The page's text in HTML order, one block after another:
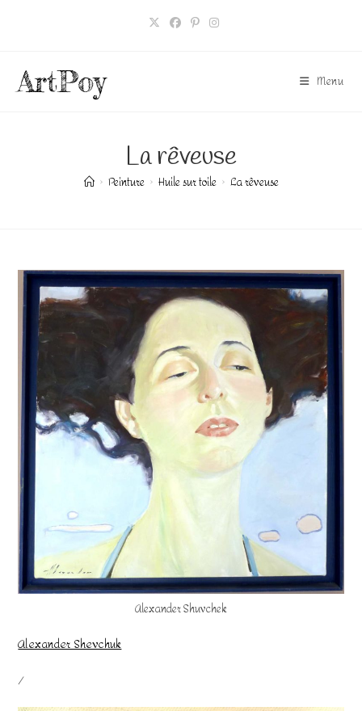
ArtPoy Menu
La rêveuse
> Peinture > Huile sur toile > La rêveuse
Alexander Shuvchek
Alexander Shevchuk
/